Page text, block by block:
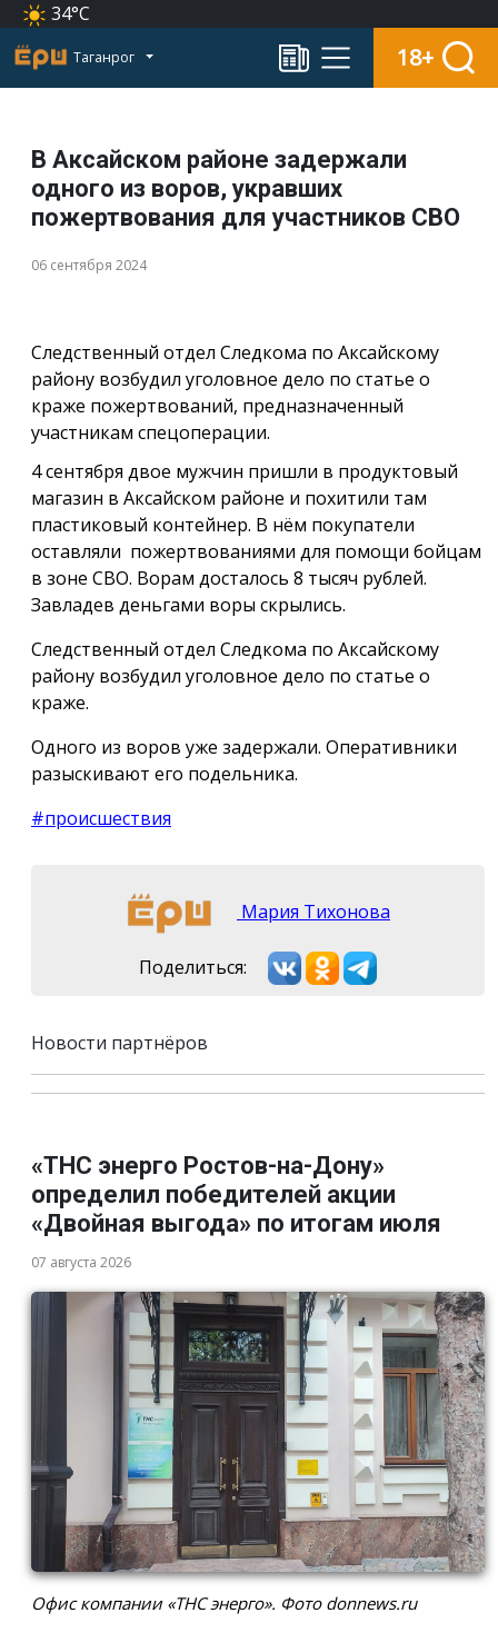
34°C
Таганрог 18+
В Аксайском районе задержали
одного из воров, укравших
пожертвования для участников СВО
06 сентября 2024
Следственный отдел Следкома по Аксайскому
району возбудил уголовное дело по статье о
краже пожертвований, предназначенный
участникам спецоперации.
4 сентября двое мужчин пришли в продуктовый
магазин в Аксайском районе и похитили там
пластиковый контейнер. В нём покупатели
оставляли пожертвованиями для помощи бойцам
в зоне СВО. Ворам досталось 8 тысяч рублей.
Завладев деньгами воры скрылись.
Следственный отдел Следкома по Аксайскому
району возбудил уголовное дело по статье о
краже.
Одного из воров уже задержали. Оперативники
разыскивают его подельника.
#происшествия
Мария Тихонова
Поделиться:
Новости партнёров
«ТНС энерго Ростов-на-Дону»
определил победителей акции
«Двойная выгода» по итогам июля
07 августа 2026
Офис компании «ТНС энерго». Фото donnews.ru